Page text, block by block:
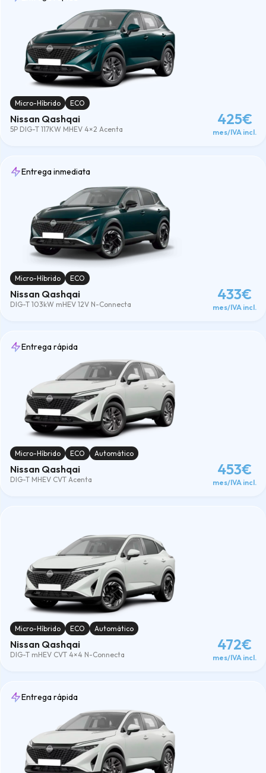
(6)
Micro-Híbrido ECO
Nissan Qashqai
5P DIG-T 117KW MHEV 4×2 Acenta
425€
mes/IVA incl.
Entrega inmediata
Micro-Híbrido ECO
Nissan Qashqai
DIG-T 103kW mHEV 12V N-Connecta
433€
mes/IVA incl.
Entrega rápida
Micro-Híbrido ECO Automático
Nissan Qashqai
DIG-T MHEV CVT Acenta
453€
mes/IVA incl.
Micro-Híbrido ECO Automático
Nissan Qashqai
DIG-T mHEV CVT 4×4 N-Connecta
472€
mes/IVA incl.
Entrega rápida